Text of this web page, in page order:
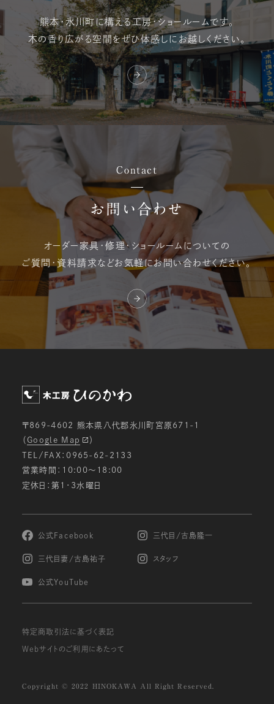
熊本・氷川町に構える工房・ショールームです。
木の香り広がる空間をぜひ体感しにお越しください。
Contact
お問い合わせ
オーダー家具・修理・ ショールームについての
ご質問・資料請求などお気軽にお問い合わせください。
〒869-4602 熊本県八代郡氷川町宮原671-1
（ Google Map
）
TEL/FAX：0965-62-2133
営業時間：10:00〜18:00
定休日：第1・3水曜日
公式Facebook 三代目/古島隆一
三代目妻/古島祐子 スタッフ
公式YouTube
特定商取引法に基づく表記
Webサイトのご利用にあたって
Copyright © 2022 HINOKAWA All Right Reserved.